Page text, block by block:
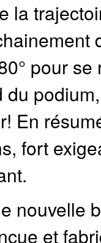
la
pour se
En
fort
nouvelle
et